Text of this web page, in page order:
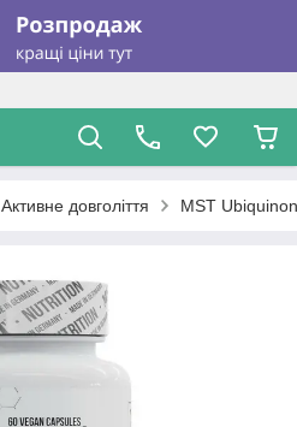
Активне довголіття MST